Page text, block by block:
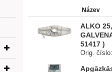
Název
ALKO
51417 )
Orig.